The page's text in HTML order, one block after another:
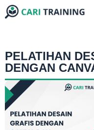
PELATIHAN
DENGAN